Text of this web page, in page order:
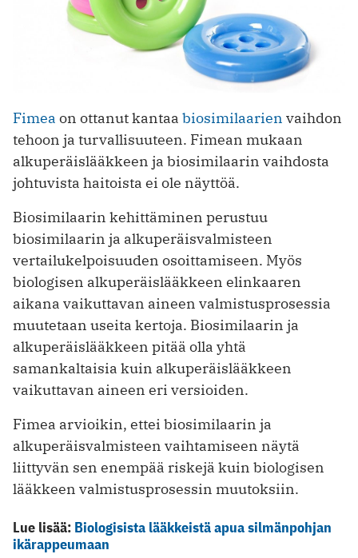
Fimea on ottanut kantaa biosimilaarien vaihdon
tehoon ja turvallisuuteen. Fimean mukaan
alkuperäislääkkeen ja biosimilaarin vaihdosta
johtuvista haitoista ei ole näyttöä.
Biosimilaarin kehittäminen perustuu
biosimilaarin ja alkuperäisvalmisteen
vertailukelpoisuuden osoittamiseen. Myös
biologisen alkuperäislääkkeen elinkaaren
aikana vaikuttavan aineen valmistusprosessia
muutetaan useita kertoja. Biosimilaarin ja
alkuperäislääkkeen pitää olla yhtä
samankaltaisia kuin alkuperäislääkkeen
vaikuttavan aineen eri versioiden.
Fimea arvioikin, ettei biosimilaarin ja
alkuperäisvalmisteen vaihtamiseen näytä
liittyvän sen enempää riskejä kuin biologisen
lääkkeen valmistusprosessin muutoksiin.
Lue lisää: Biologisista lääkkeistä apua silmänpohjan
ikärappeumaan